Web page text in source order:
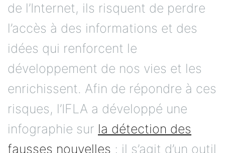
de l’Internet, ils risquent de perdre
l’accès à des informations et des
idées qui renforcent le
développement de nos vies et les
enrichissent. Afin de répondre à ces
risques, l’IFLA a développé une
infographie sur la détection des
fausses nouvelles ; il s’agit d’un outil